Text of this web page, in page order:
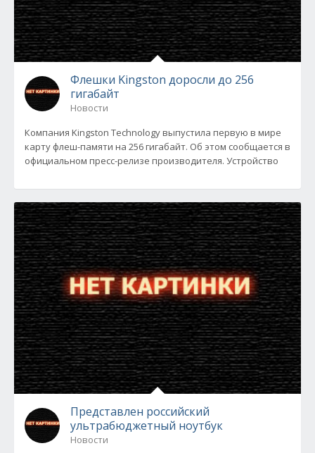
Флешки Kingston доросли до 256
гигабайт
Новости
Компания Kingston Technology выпустила первую в мире
карту флеш-памяти на 256 гигабайт. Об этом сообщается в
официальном пресс-релизе производителя. Устройство
Представлен российский
ультрабюджетный ноутбук
Новости